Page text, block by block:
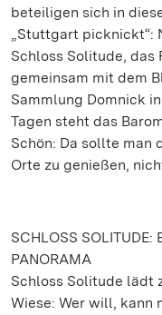
beteiligen sich in
„Stuttgart picknickt“:
Schloss Solitude, das
gemeinsam mit dem
Sammlung Domnick
Tagen steht das
Schön: Da sollte man
Orte zu genießen,
SCHLOSS SOLITUDE:
PANORAMA
Schloss Solitude lädt
Wiese: Wer will, kann